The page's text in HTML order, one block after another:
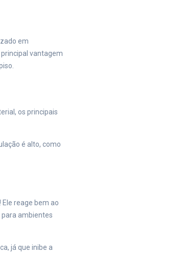
em
vantagem
os principais
é alto, como
reage bem ao
para ambientes
já que inibe a